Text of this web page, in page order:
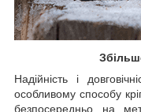
Надійність і
особливому способу
безпосередньо на